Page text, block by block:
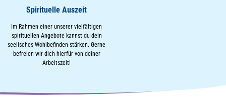
Spirituelle Auszeit
Im Rahmen einer unserer vielfältigen
spirituellen Angebote kannst du dein
seelisches Wohlbefinden stärken. Gerne
befreien wir dich hierfür von deiner
Arbeitszeit!